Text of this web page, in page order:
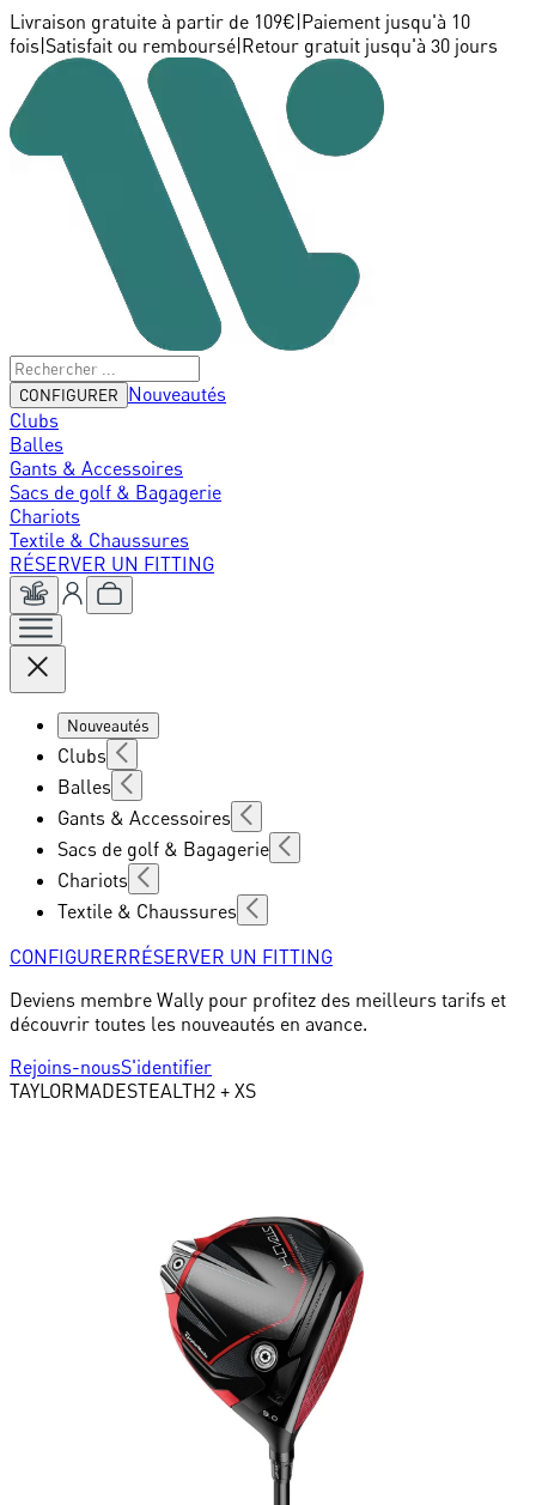
Livraison gratuite à partir de 109€ Paiement jusqu'à 10
fois Satisfait ou remboursé Retour gratuit jusqu'à 30 jours
CONFIGURER
Nouveautés
Clubs
Balles
Gants & Accessoires
Sacs de golf & Bagagerie
Chariots
Textile & Chaussures
RÉSERVER UN FITTING
Nouveautés
Clubs
Balles
Gants & Accessoires
Sacs de golf & Bagagerie
Chariots
Textile & Chaussures
CONFIGURERRÉSERVER UN FITTING
Deviens membre Wally pour profitez des meilleurs tarifs et
découvrir toutes les nouveautés en avance.
Rejoins-nousS'identifier
TAYLORMADESTEALTH2 + XS